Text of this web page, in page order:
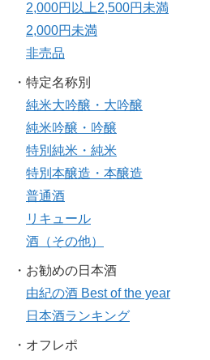
2,000円以上2,500円未満
2,000円未満
非売品
・特定名称別
純米大吟醸・大吟醸
純米吟醸・吟醸
特別純米・純米
特別本醸造・本醸造
普通酒
リキュール
酒（その他）
・お勧めの日本酒
由紀の酒 Best of the year
日本酒ランキング
・オフレポ